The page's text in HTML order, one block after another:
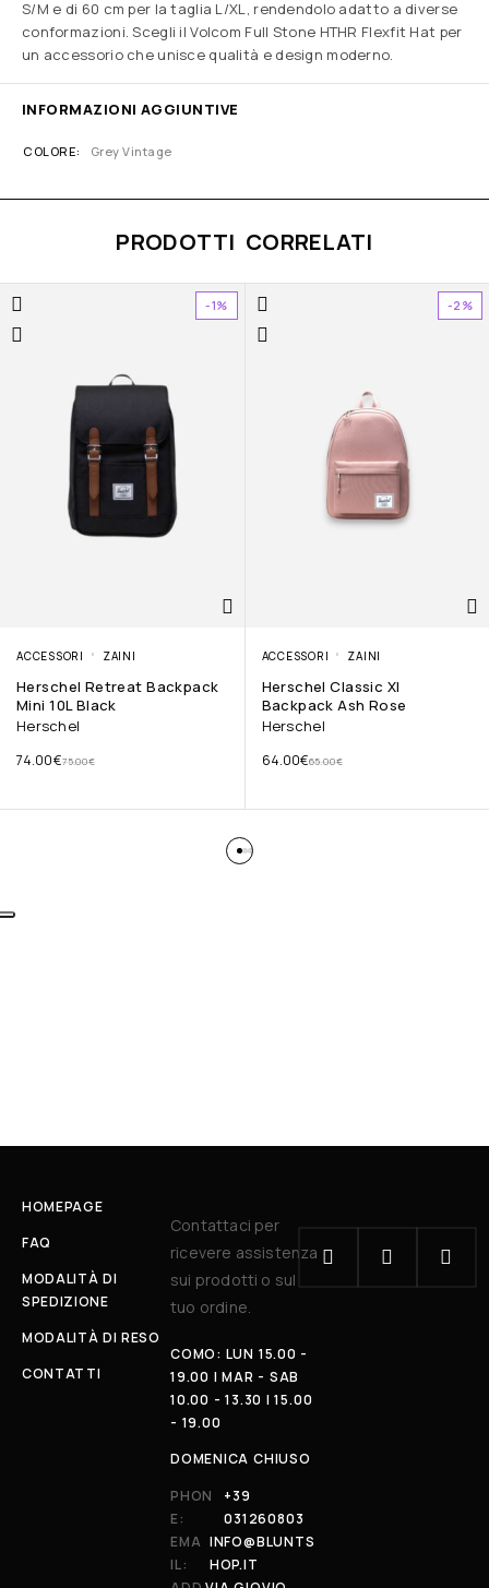
S/M e di 60 cm per la taglia L/XL, rendendolo adatto a diverse
conformazioni. Scegli il Volcom Full Stone HTHR Flexfit Hat per
un accessorio che unisce qualità e design moderno.
INFORMAZIONI AGGIUNTIVE
COLORE Grey Vintage
PRODOTTI CORRELATI
-1%
ACCESSORI ZAINI
Herschel Retreat Backpack
Mini 10L Black
Herschel
75.00€
74.00€
-2%
ACCESSORI ZAINI
Herschel Classic Xl
Backpack Ash Rose
Herschel
65.00€
64.00€
HOMEPAGE
FAQ
MODALITÀ DI
SPEDIZIONE
MODALITÀ DI RESO
CONTATTI
Contattaci per
ricevere assistenza
sui prodotti o sul
tuo ordine.
COMO: LUN 15.00 -
19.00 | MAR - SAB
10.00 - 13.30 | 15.00
- 19.00
DOMENICA CHIUSO
PHON
E:
+39
031260803
EMA
IL:
INFO@BLUNTS
HOP.IT